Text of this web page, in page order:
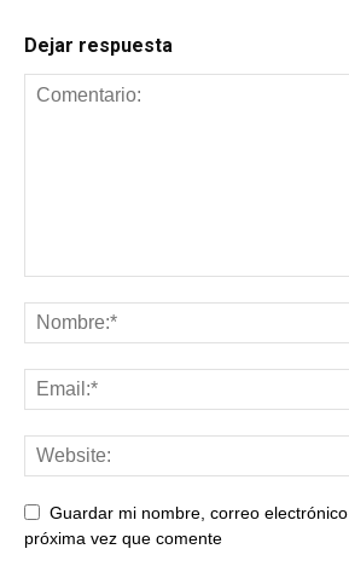
Dejar respuesta
Guardar mi nombre, correo
próxima vez que comente